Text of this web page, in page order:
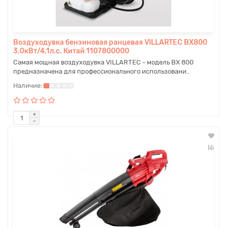
Воздуходувка бензиновая ранцевая VILLARTEC BX800
3,0кВт/4,1л.с. Китай 1107800000
Самая мощная воздуходувка VILLARTEC - модель BX 800
предназначена для профессионального использовани..